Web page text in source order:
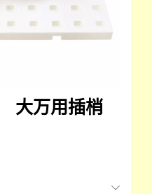
大万用插梢